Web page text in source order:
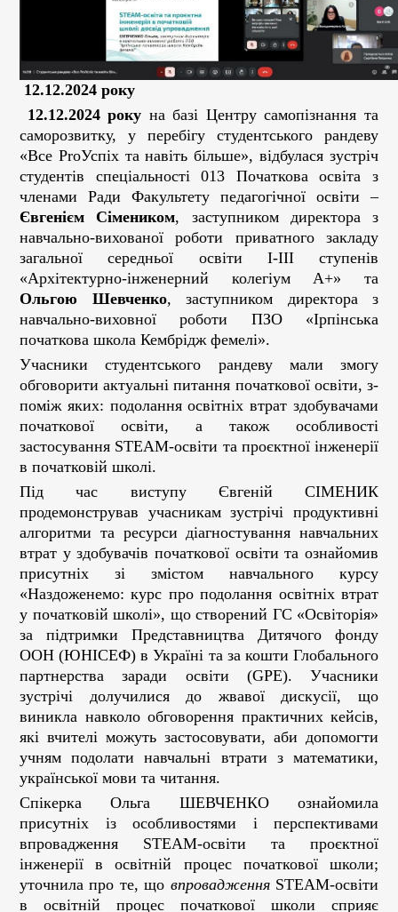
12.12.2024 року
12.12.2024 року на базі Центру самопізнання та
саморозвитку, у перебігу студентського рандеву
«Все ProУспіх та навіть більше», відбулася зустріч
студентів спеціальності 013 Початкова освіта з
членами Ради Факультету педагогічної освіти –
Євгенієм Сімеником, заступником директора з
навчально-вихованої роботи приватного закладу
загальної середньої освіти І-ІІІ ступенів
«Архітектурно-інженерний колегіум А+» та
Ольгою Шевченко, заступником директора з
навчально-виховної роботи ПЗО «Ірпінська
початкова школа Кембрідж фемелі».
Учасники студентського рандеву мали змогу
обговорити актуальні питання початкової освіти, з-
поміж яких: подолання освітніх втрат здобувачами
початкової освіти, а також особливості
застосування STEAM-освіти та проєктної інженерії
в початковій школі.
Під час виступу Євгеній СІМЕНИК
продемонстрував учасникам зустрічі продуктивні
алгоритми та ресурси діагностування навчальних
втрат у здобувачів початкової освіти та ознайомив
присутніх зі змістом навчального курсу
«Наздоженемо: курс про подолання освітніх втрат
у початковій школі», що створений ГС «Освіторія»
за підтримки Представництва Дитячого фонду
ООН (ЮНІСЕФ) в Україні та за кошти Глобального
партнерства заради освіти (GPE). Учасники
зустрічі долучилися до жвавої дискусії, що
виникла навколо обговорення практичних кейсів,
які вчителі можуть застосовувати, аби допомогти
учням подолати навчальні втрати з математики,
української мови та читання.
Спікерка Ольга ШЕВЧЕНКО ознайомила
присутніх із особливостями і перспективами
впровадження STEAM-освіти та проєктної
інженерії в освітній процес початкової школи;
уточнила про те, що впровадження STEAM-освіти
в освітній процес початкової школи сприяє